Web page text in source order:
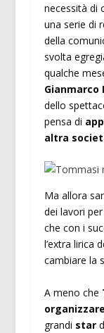
necessità di
una serie di
della
svolta
qualche
Gianmarco
dello
pensa di
altra
Ma allora
dei lavori
che con i
l’extra lirica
cambiare la
A meno che
grandi star